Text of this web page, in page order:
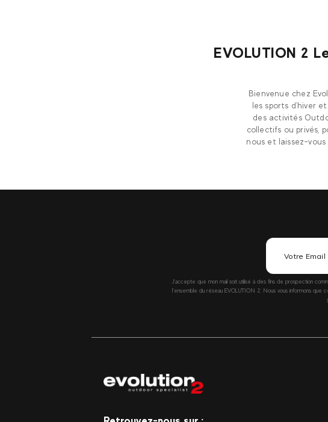
EVOLUTION 2
Bienvenue chez
les sports d'hiver
des activités
collectifs ou privés,
nous et laissez-
J’accepte que mon mail soit utilisé à des fins de prospection
l’ensemble du réseau EVOLUTION 2. Nous vous informons